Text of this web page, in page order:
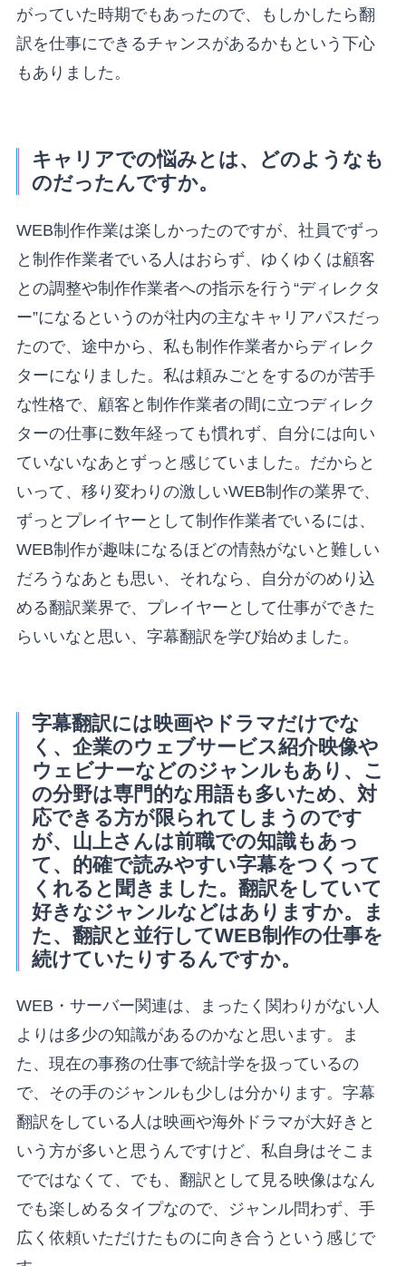
がっていた時期でもあったので、もしかしたら翻
訳を仕事にできるチャンスがあるかもという下心
もありました。
キャリアでの悩みとは、どのようなも
のだったんですか。
WEB制作作業は楽しかったのですが、社員でずっ
と制作作業者でいる人はおらず、ゆくゆくは顧客
との調整や制作作業者への指示を行う“ディレクタ
ー”になるというのが社内の主なキャリアパスだっ
たので、途中から、私も制作作業者からディレク
ターになりました。私は頼みごとをするのが苦手
な性格で、顧客と制作作業者の間に立つディレク
ターの仕事に数年経っても慣れず、自分には向い
ていないなあとずっと感じていました。だからと
いって、移り変わりの激しいWEB制作の業界で、
ずっとプレイヤーとして制作作業者でいるには、
WEB制作が趣味になるほどの情熱がないと難しい
だろうなあとも思い、それなら、自分がのめり込
める翻訳業界で、プレイヤーとして仕事ができた
らいいなと思い、字幕翻訳を学び始めました。
字幕翻訳には映画やドラマだけでな
く、企業のウェブサービス紹介映像や
ウェビナーなどのジャンルもあり、こ
の分野は専門的な用語も多いため、対
応できる方が限られてしまうのです
が、山上さんは前職での知識もあっ
て、的確で読みやすい字幕をつくって
くれると聞きました。翻訳をしていて
好きなジャンルなどはありますか。ま
た、翻訳と並行してWEB制作の仕事を
続けていたりするんですか。
WEB・サーバー関連は、まったく関わりがない人
よりは多少の知識があるのかなと思います。ま
た、現在の事務の仕事で統計学を扱っているの
で、その手のジャンルも少しは分かります。字幕
翻訳をしている人は映画や海外ドラマが大好きと
いう方が多いと思うんですけど、私自身はそこま
でではなくて、でも、翻訳として見る映像はなん
でも楽しめるタイプなので、ジャンル問わず、手
広く依頼いただけたものに向き合うという感じで